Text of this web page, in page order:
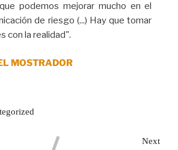
podemos mejorar mucho en el
de riesgo (...) Hay que tomar
con la realidad".
MOSTRADOR
Next